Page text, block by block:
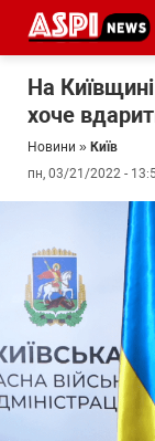
На
хоче
Новини » Київ
пн, 03/21/2022 -
#ООС
#боротьба
з
корупцією